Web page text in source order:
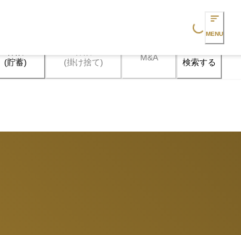
Loading... MENU
(貯蓄)
(掛け捨て)
M&A 検索する